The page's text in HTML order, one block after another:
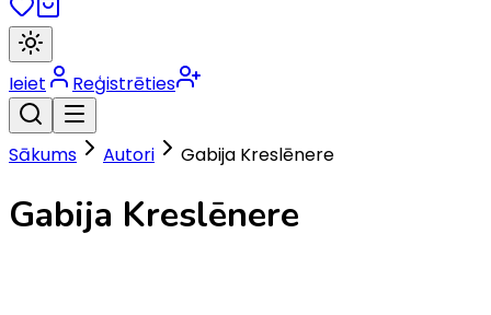
Ieiet Reģistrēties
Sākums Autori Gabija Kreslēnere
Gabija Kreslēnere